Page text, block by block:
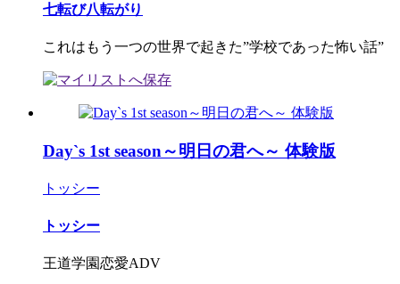
七転び八転がり
これはもう一つの世界で起きた”学校であった怖い話”
Day`s 1st season～明日の君へ～ 体験版
トッシー
トッシー
王道学園恋愛ADV